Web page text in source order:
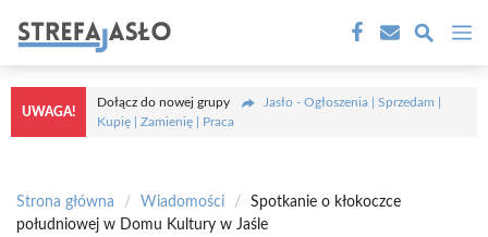
treści
UWAGA!
Dołącz do nowej grupy
Jasło - Ogłoszenia | Sprzedam |
Kupię | Zamienię | Praca
Strona główna / Wiadomości /
Spotkanie o kłokoczce
południowej w Domu Kultury w Jaśle